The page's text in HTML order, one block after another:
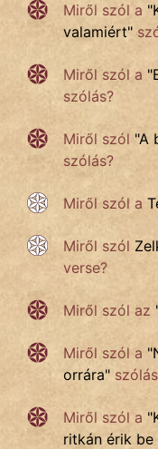
Miről szól a "
valamiért"
Miről szól a "
szólás?
Miről szól "A
szólás?
Miről szól a
Miről szól
verse?
Miről szól az
Miről szóla "
orrára"
Miről szól a "
ritkán érik